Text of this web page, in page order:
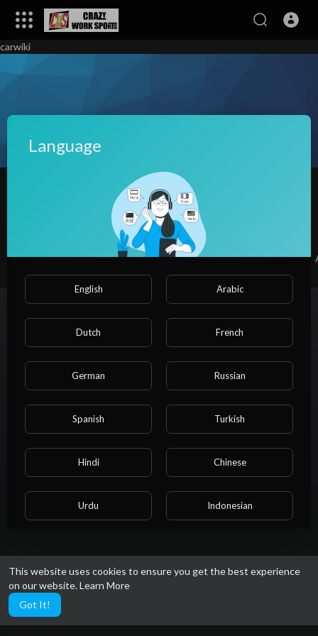
This website uses cookies to ensure you get the best experience
on our website.Learn More
Got It!
carwiki
cristellecruz nineteen
SUBSCRIBE
Videos PlayLists Shorts Liked videos
링크짱은 하이브리드 인터페이스를 개발하여 터치와 마우스/키
보드 입력을 모두 자연스럽게 지원하며, 화면 방향에 따라 레이아
웃이 자동으로 최적화됩니다. 중간 화면 디자인에서는 태블릿 특
유의 사용 맥락을 고려하여 콘텐츠 소비와 가벼운 생산성 작업에
Gender: Female
Social links
Language
English Arabic
Dutch French
German Russian
Spanish Turkish
Hindi Chinese
Urdu Indonesian
Bengali